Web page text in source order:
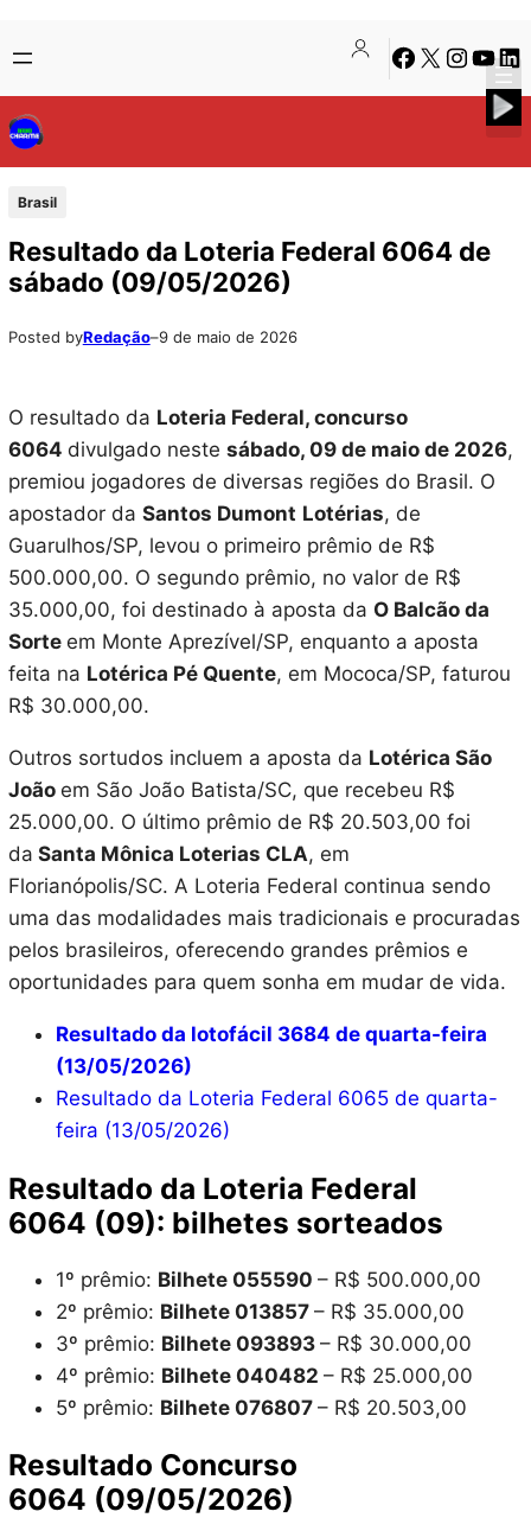
para
o
conteúdo
to
content
Facebook
X Instagram
Brasil
Resultado da Loteria Federal 6064 de
sábado (09/05/2026)
Posted byRedação–9 de maio de 2026
O resultado da Loteria Federal, concurso
6064 divulgado neste sábado, 09 de maio de 2026,
premiou jogadores de diversas regiões do Brasil. O
apostador da Santos Dumont Lotérias, de
Guarulhos/SP, levou o primeiro prêmio de R$
500.000,00. O segundo prêmio, no valor de R$
35.000,00, foi destinado à aposta da O Balcão da
Sorte em Monte Aprezível/SP, enquanto a aposta
feita na Lotérica Pé Quente, em Mococa/SP, faturou
R$ 30.000,00.
Outros sortudos incluem a aposta da Lotérica São
João em São João Batista/SC, que recebeu R$
25.000,00. O último prêmio de R$ 20.503,00 foi
da Santa Mônica Loterias CLA, em
Florianópolis/SC. A Loteria Federal continua sendo
uma das modalidades mais tradicionais e procuradas
pelos brasileiros, oferecendo grandes prêmios e
oportunidades para quem sonha em mudar de vida.
Resultado da lotofácil 3684 de quarta-feira
(13/05/2026)
Resultado da Loteria Federal 6065 de quarta-
feira (13/05/2026)
Resultado da Loteria Federal
6064 (09): bilhetes sorteados
1º prêmio: Bilhete 055590 – R$ 500.000,00
2º prêmio: Bilhete 013857 – R$ 35.000,00
3º prêmio: Bilhete 093893 – R$ 30.000,00
4º prêmio: Bilhete 040482 – R$ 25.000,00
5º prêmio: Bilhete 076807 – R$ 20.503,00
Resultado Concurso
6064 (09/05/2026)